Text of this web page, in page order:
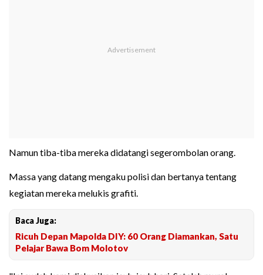
Namun tiba-tiba mereka didatangi segerombolan orang.
Massa yang datang mengaku polisi dan bertanya tentang
kegiatan mereka melukis grafiti.
Baca Juga:
Ricuh Depan Mapolda DIY: 60 Orang Diamankan, Satu
Pelajar Bawa Bom Molotov